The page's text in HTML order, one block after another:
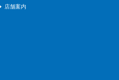
店舗案内